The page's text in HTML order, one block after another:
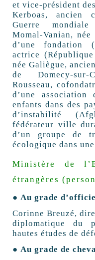
et vice-président
Kerboas, ancien
Guerre mondiale
Momal-Vanian,
d’une fondation
actrice
née Galiègue,
de Domecy-sur-
Rousseau,
d’une
enfants dans des
d’instabilité
fédérateur ville
d’un groupe de
écologique dans
Ministère de
étrangères
● Au grade
Corinne Breuzé,
diplomatique du
hautes études de
● Au grade de